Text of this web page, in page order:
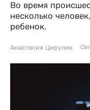
Во время
несколько
ребенок.
Анастасия Цирулик